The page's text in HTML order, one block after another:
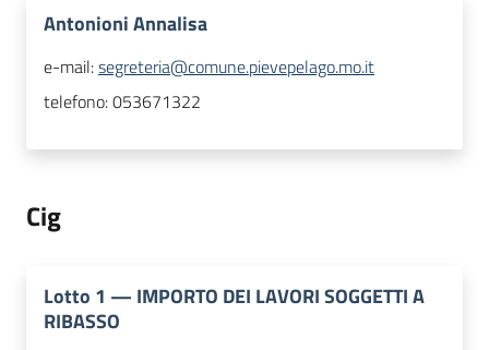
Antonioni Annalisa
e-mail:segreteria@comune.pievepelago.mo.it
telefono:053671322
Cig
Lotto 1 — IMPORTO DEI LAVORI SOGGETTI A
RIBASSO